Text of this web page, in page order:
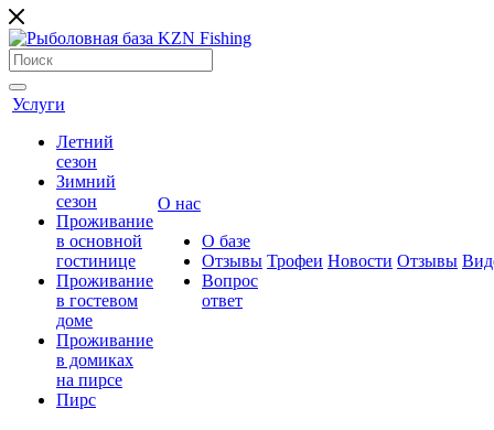
Услуги
Летний
сезон
Зимний
сезон
Проживание
в основной
гостинице
Проживание
в гостевом
доме
Проживание
в домиках
на пирсе
Пирс
О нас
О базе
Отзывы
Вопрос
ответ
Трофеи Новости Отзывы